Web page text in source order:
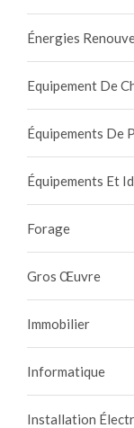
Énergies
Equipement De
Équipements De
Équipements Et
Forage
Gros Œuvre
Immobilier
Informatique
Installation